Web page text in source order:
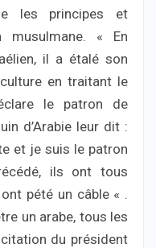
les principes et
« En
il a étalé son
en traitant le
le patron de
d’Arabie leur dit :
et je suis le patron
ils ont tous
pété un câble « .
un arabe, tous les
du président